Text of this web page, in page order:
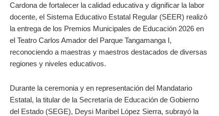
Cardona de fortalecer la calidad educativa y dignificar la labor
docente, el Sistema Educativo Estatal Regular (SEER) realizó
la entrega de los Premios Municipales de Educación 2026 en
el Teatro Carlos Amador del Parque Tangamanga I,
reconociendo a maestras y maestros destacados de diversas
regiones y niveles educativos.
Durante la ceremonia y en representación del Mandatario
Estatal, la titular de la Secretaría de Educación de Gobierno
del Estado (SEGE), Deysi Maribel López Sierra, subrayó la